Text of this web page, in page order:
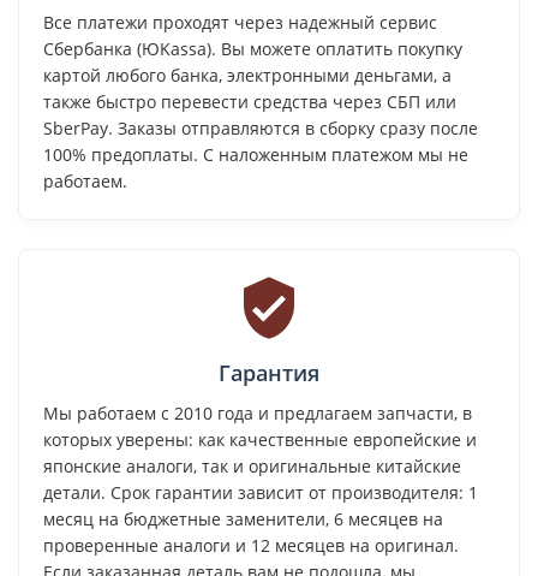
Все платежи проходят через надежный сервис
Сбербанка (ЮKassa). Вы можете оплатить покупку
картой любого банка, электронными деньгами, а
также быстро перевести средства через СБП или
SberPay. Заказы отправляются в сборку сразу после
100% предоплаты. С наложенным платежом мы не
работаем.
Гарантия
Мы работаем с 2010 года и предлагаем запчасти, в
которых уверены: как качественные европейские и
японские аналоги, так и оригинальные китайские
детали. Срок гарантии зависит от производителя: 1
месяц на бюджетные заменители, 6 месяцев на
проверенные аналоги и 12 месяцев на оригинал.